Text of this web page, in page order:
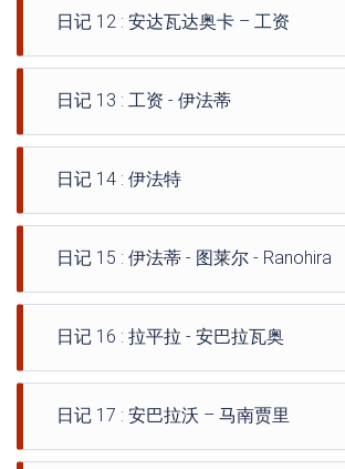
我们将进行乡村游览和徒步旅行
与当地人共进午餐.
安巴托兰皮, 我们将参观制造铝锅的手工作
市游览.
还可以乘坐人力车供您通行.
住宿含早餐.
下午抵达.
免费午餐.
并在小镇中漫步.
双床平房住宿含早餐.
然后继续沿着路线前往 Mangoky 河，然
过该河.
庄……
我们离开丛林小道，到达莫罗姆贝
继续前往安达瓦多卡, 发现美丽的荆棘森林
非常美丽的海滩 (岩石, 小溪和猴面包树)
现场午餐和下午自由活动,
双人间住宿（含早餐）.
日记 12 : 安达瓦达奥卡 – 工资
早餐后,
海滩休息室休息.
色泻湖的轨道离开安达瓦达奥卡.
下午晚些时候到达工资,
日记 13 : 工资 - 伊法蒂
免费午餐.
通往伊法蒂海滨度假胜地的道路，经过美
红树林和大戟树为蓝头奔跑的考瓦斯提供庇
下午晚些时候抵达伊法蒂小村庄.
酒店安装及免费晚餐.
双床平房住宿含早餐.
日记 14 : 伊法特
日记 15 : 伊法蒂 - 图莱尔 - Ranohira
日记 16 : 拉平拉 - 安巴拉瓦奥
伊萨鲁国家公园探索 ½ 天,
有着奇怪花岗岩雕塑的 Ruiniform 山体,
日记 17 : 安巴拉沃 – 马南贾里